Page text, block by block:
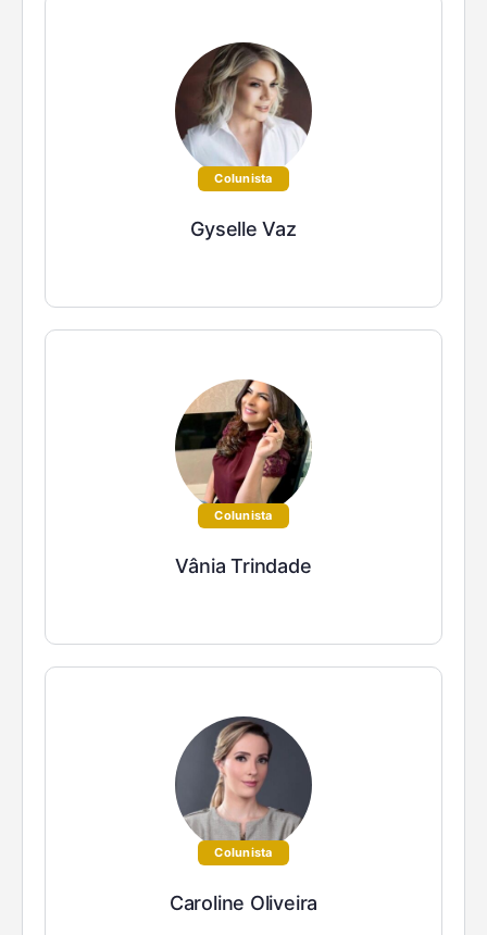
Colunista
Gyselle Vaz
Colunista
Vânia Trindade
Colunista
Caroline Oliveira